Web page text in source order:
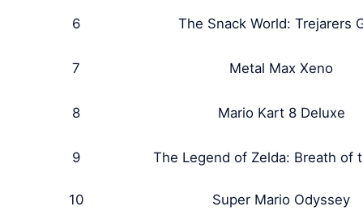
6 The Snack World: Trejarers
7 Metal Max Xeno
8 Mario Kart 8 Deluxe
9 The Legend of Zelda: Breath of
10 Super Mario Odyssey